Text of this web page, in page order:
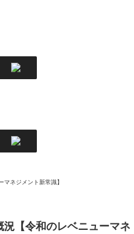
ネジメント新常識】
【令和のレベニューマネ